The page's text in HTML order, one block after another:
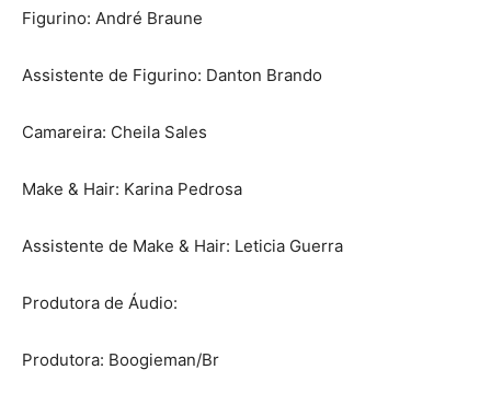
Figurino: André Braune
Assistente de Figurino: Danton Brando
Camareira: Cheila Sales
Make & Hair: Karina Pedrosa
Assistente de Make & Hair: Leticia Guerra
Produtora de Áudio:
Produtora: Boogieman/Br